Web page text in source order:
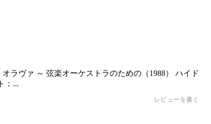
ラヴァ ～ 弦楽オーケストラのための（1988） ハイド
：...
レビューを書く